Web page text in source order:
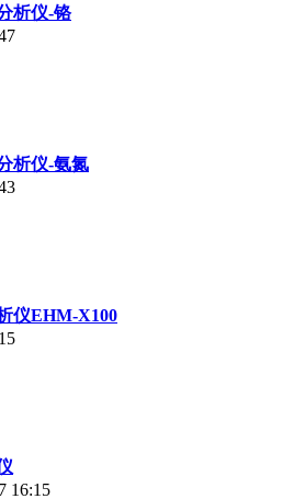
析仪-铬
析仪-氨氮
仪EHM-X100
16:15